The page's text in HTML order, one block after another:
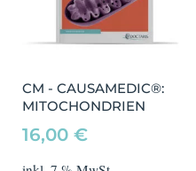
CM - CAUSAMEDIC®:
MITOCHONDRIEN
16,00 €